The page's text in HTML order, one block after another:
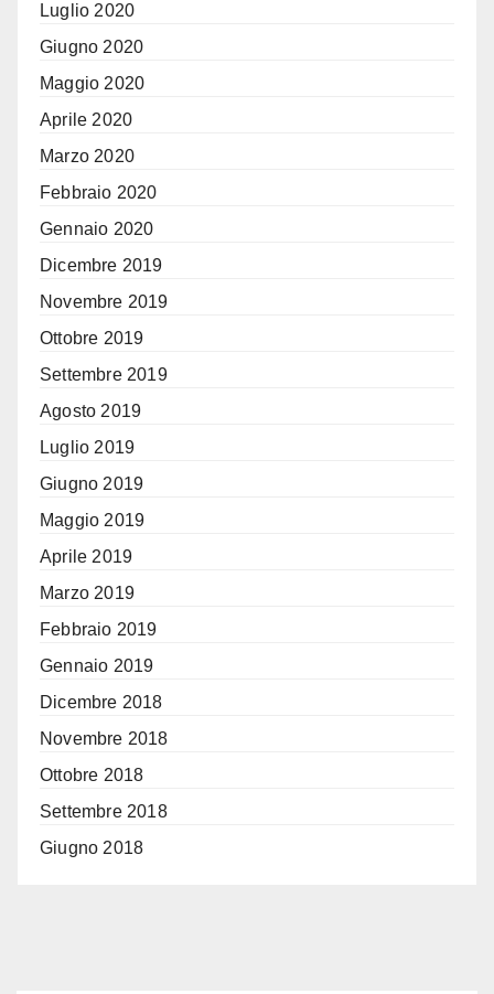
Luglio 2020
Giugno 2020
Maggio 2020
Aprile 2020
Marzo 2020
Febbraio 2020
Gennaio 2020
Dicembre 2019
Novembre 2019
Ottobre 2019
Settembre 2019
Agosto 2019
Luglio 2019
Giugno 2019
Maggio 2019
Aprile 2019
Marzo 2019
Febbraio 2019
Gennaio 2019
Dicembre 2018
Novembre 2018
Ottobre 2018
Settembre 2018
Giugno 2018